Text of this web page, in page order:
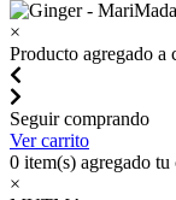
×
Producto agregado a
Seguir comprando
Ver carrito
0 item(s) agregado tu
×